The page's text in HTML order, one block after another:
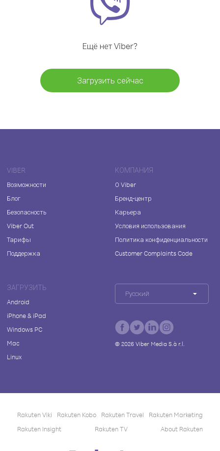
Ещё нет Viber?
Загрузить сейчас
VIBER
Возможности
Блог
Безопасность
Viber Out
Тарифы
Поддержка
КОМПАНИЯ
О Viber
Бренд-центр
Карьера
Условия использования
Политика конфиденциальности
Customer Complaints Code
ЗАГРУЗИТЬ
Android
iPhone & iPad
Windows PC
Mac
Linux
Русский
© 2026Viber Media S.à r.l.
Rakuten Viki Rakuten Kobo Rakuten Travel
Rakuten Marketing
Rakuten Insight
Rakuten TV About Rakuten